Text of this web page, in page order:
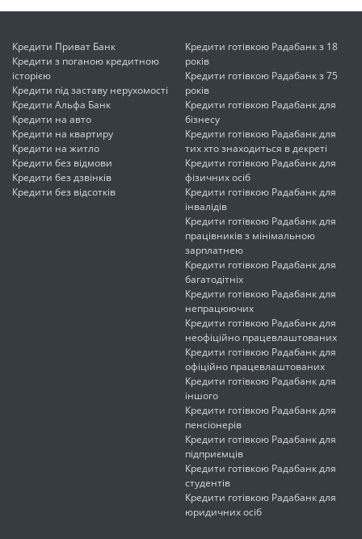
Кредити Приват Банк
Кредити з поганою кредитною
історією
Кредити під заставу нерухомості
Кредити Альфа Банк
Кредити на авто
Кредити на квартиру
Кредити на житло
Кредити без відмови
Кредити без дзвінків
Кредити без відсотків
Кредити готівкою Радабанк з 18
років
Кредити готівкою Радабанк з 75
років
Кредити готівкою Радабанк для
бізнесу
Кредити готівкою Радабанк для
тих хто знаходиться в декреті
Кредити готівкою Радабанк для
фізичних осіб
Кредити готівкою Радабанк для
інвалідів
Кредити готівкою Радабанк для
працівників з мінімальною
зарплатнею
Кредити готівкою Радабанк для
багатодітніх
Кредити готівкою Радабанк для
непрацюючих
Кредити готівкою Радабанк для
неофіційно працевлаштованих
Кредити готівкою Радабанк для
офіційно працевлаштованих
Кредити готівкою Радабанк для
іншого
Кредити готівкою Радабанк для
пенсіонерів
Кредити готівкою Радабанк для
підприємців
Кредити готівкою Радабанк для
студентів
Кредити готівкою Радабанк для
юридичних осіб